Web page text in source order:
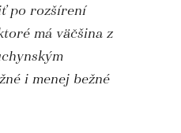
po rozšírení
má väčšina z
i menej bežné